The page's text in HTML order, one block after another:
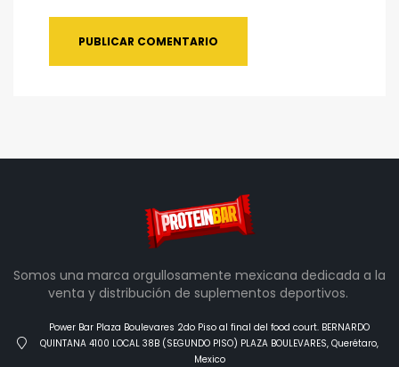
Somos una marca orgullosamente mexicana dedicada a la
venta y distribución de suplementos deportivos.
Power Bar Plaza Boulevares 2do Piso al final del food court. BERNARDO
QUINTANA 4100 LOCAL 38B (SEGUNDO PISO) PLAZA BOULEVARES, Querétaro,
Mexico